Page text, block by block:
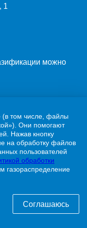
1
можно
Самара»
(в том числе, файлы
Они помогают
Нажав кнопку
на обработку файлов
пользователей
обработки
газораспределение
Соглашаюсь